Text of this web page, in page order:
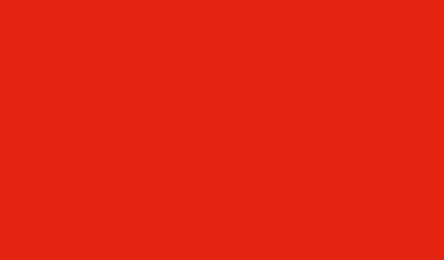
prowadzonych w Instytucie jest
polskiej, a także rozbudowane
dokumentacyjne,